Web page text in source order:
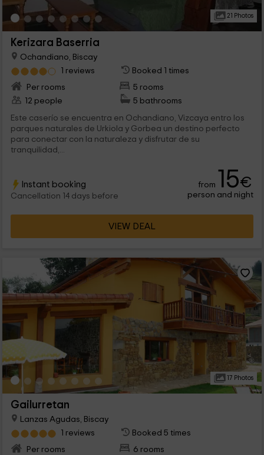
21 Photos
Kerizara Baserria
Ochandiano, Biscay
1 reviews
Booked 1 times
Per rooms
5 rooms
12 people
5 bathrooms
Este caserío se encuentra en Ochandiano, Vizcaya entro los
parques naturales de Urkiola y Gorbea un destino perfecto
para conectar con la naturaleza y disfrutar de su
tranquilidad,...
Instant booking
Cancellation 14 days before
from 15€
person and night
VIEW DEAL
17 Photos
Gailurretan
Lanzas Agudas, Biscay
1 reviews
Booked 5 times
Per rooms
6 rooms